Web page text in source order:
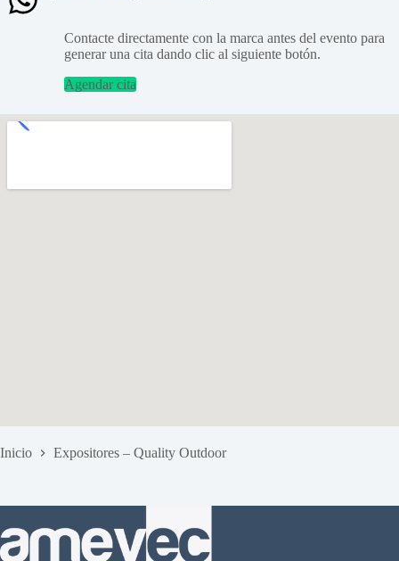
Contacte directamente con la marca antes del evento para
generar una cita dando clic al siguiente botón.
Agendar cita
Inicio Expositores – Quality Outdoor